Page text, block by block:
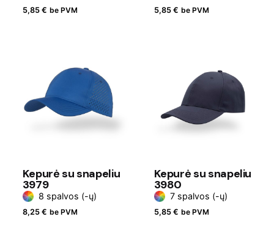
5,85 € be PVM 5,85 € be PVM
Kepurė su snapeliu
3979
8 spalvos (-ų)
8,25 € be PVM
Kepurė su snapeliu
3980
7 spalvos (-ų)
5,85 € be PVM